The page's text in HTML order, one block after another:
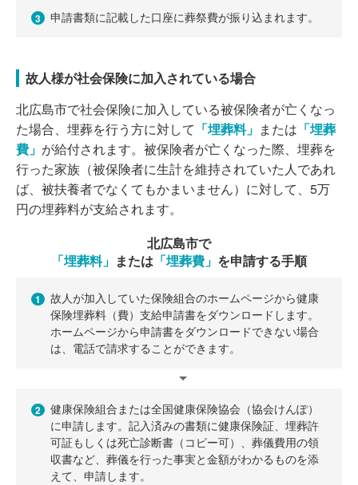
3 申請書類に記載した口座に葬祭費が振り込まれます。
故人様が社会保険に加入されている場合
北広島市で社会保険に加入している被保険者が亡くなっ
た場合、埋葬を行う方に対して 「埋葬料」 または 「埋葬
費」 が給付されます。被保険者が亡くなった際、埋葬を
行った家族（被保険者に生計を維持されていた人であれ
ば、被扶養者でなくてもかまいません）に対して、5万
円の埋葬料が支給されます。
北広島市で
「埋葬料」 または 「埋葬費」 を申請する手順
1
故人が加入していた保険組合のホームページから健康
保険埋葬料（費）支給申請書をダウンロードします。
ホームページから申請書をダウンロードできない場合
は、電話で請求することができます。
2
健康保険組合または全国健康保険協会（協会けんぽ）
に申請します。記入済みの書類に健康保険証、埋葬許
可証もしくは死亡診断書（コピー可）、葬儀費用の領
収書など、葬儀を行った事実と金額がわかるものを添
えて、申請します。